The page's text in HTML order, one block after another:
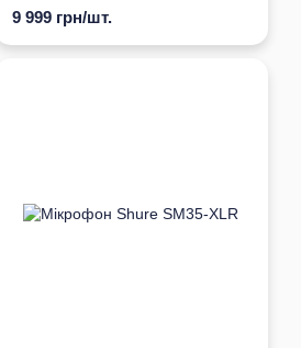
9 999 грн/шт.